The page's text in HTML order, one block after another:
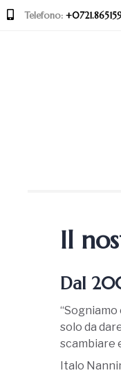
Telefono:
Il
Dal
solo da
scambiare
Italo